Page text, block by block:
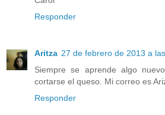
Responder
Aritza 27 de febrero de 2013 a
Siempre se aprende algo
cortarse el queso. Mi correo es
Responder